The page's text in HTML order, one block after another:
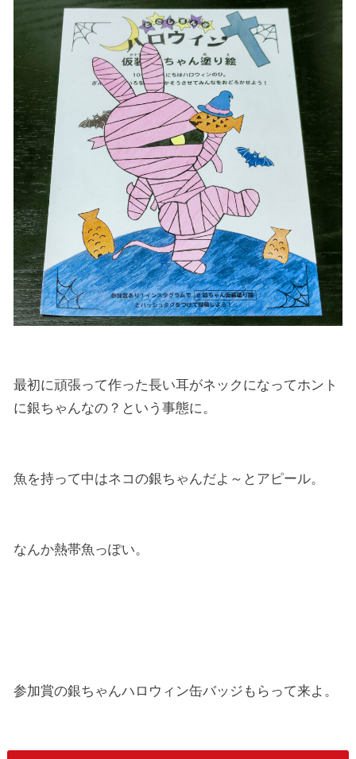
最初に頑張って作った長い耳がネックになってホント
に銀ちゃんなの？という事態に。
魚を持って中はネコの銀ちゃんだよ～とアピール。
なんか熱帯魚っぽい。
参加賞の銀ちゃんハロウィン缶バッジもらって来よ。